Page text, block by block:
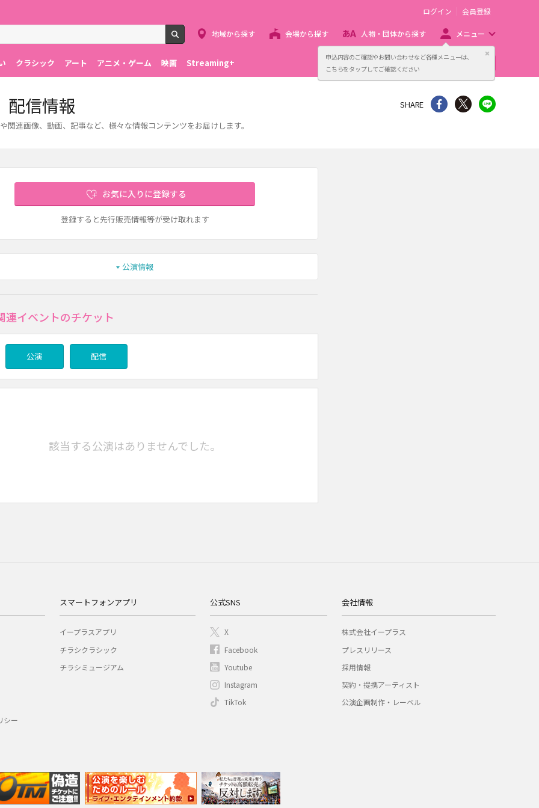
申込内容のご確認やお問い合わせなど各種メニューは、
こちらをタップしてご確認ください
閉じる
検索
ログイン 会員登録
地域から探す 会場から探す 人物・団体から探す メニュー
クラシック アート アニメ・ゲーム 映画 Streaming+ 主催者向け販売サービス
配信情報
連画像、動画、記事など、様々な情報コンテンツをお届けします。
SHARE シェア Twitter
お気に入りに登録する
登録すると先行販売情報等が受け取れます
公演情報
連イベントのチケット
公演 配信
該当する公演はありませんでした。
シー
スマートフォンアプリ
イープラスアプリ
チラシクラシック
チラシミュージアム
公式SNS
X
Facebook
Youtube
Instagram
TikTok
会社情報
株式会社イープラス
プレスリリース
採用情報
契約・提携アーティスト
公演企画制作・レーベル